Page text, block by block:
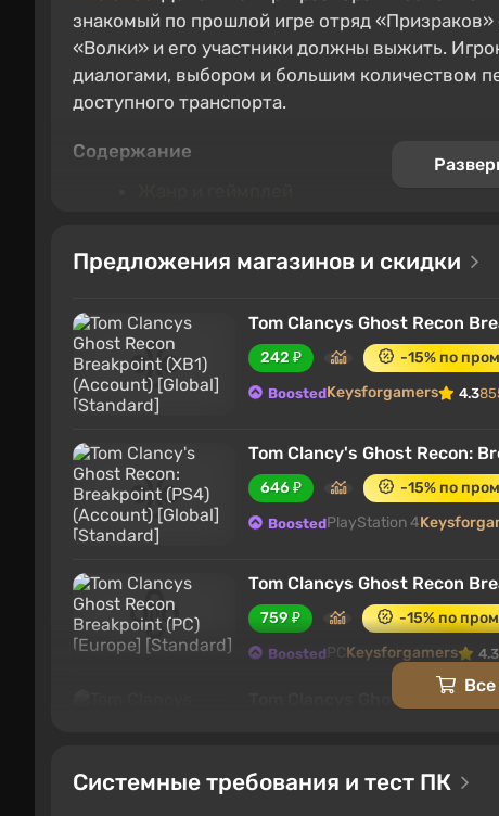
знакомый по прошлой игре отряд
«Волки» и его участники должны выжить.
диалогами, выбором и большим количеством
доступного транспорта.
Содержание
Сюжетное прохождение
Интересные особенности
Жанр и геймплей
Предложения магазинов и скидки
Tom Clancys Ghost Recon
242 ₽ -15% по
BoostedKeysforgamers 4.3
Tom Clancy's Ghost Recon:
646 ₽ -15% по
BoostedPlayStation 4
Tom Clancys Ghost Recon
759 ₽ -15% по
Boosted PCKeysforgamers 4.3
Tom Clancys Ghost Recon
Системные требования и тест ПК